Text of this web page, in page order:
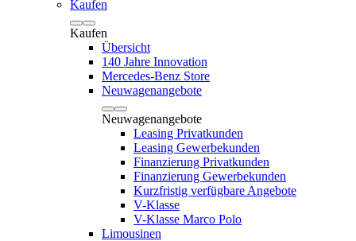
Kaufen
Kaufen
Übersicht
140 Jahre Innovation
Mercedes-Benz Store
Neuwagenangebote
Neuwagenangebote
Leasing Privatkunden
Leasing Gewerbekunden
Finanzierung Privatkunden
Finanzierung Gewerbekunden
Kurzfristig verfügbare Angebote
V-Klasse
V-Klasse Marco Polo
Limousinen